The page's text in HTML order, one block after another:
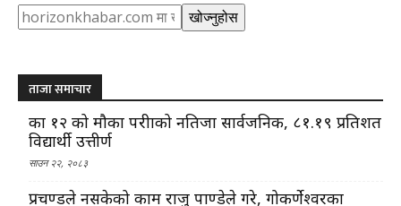
Search खोज्नुहोस
ताजा समाचार
कक्षा १२ को मौका परीक्षाको नतिजा सार्वजनिक, ८१.१९ प्रतिशत
विद्यार्थी उत्तीर्ण
साउन २२, २०८३
प्रचण्डले नसकेको काम राजु पाण्डेले गरे, गोकर्णेश्वरका